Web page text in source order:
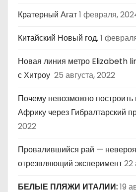
Кратерный Агат1 февраля,
Китайский Новый год. 1
Новая линия метро Elizabeth
с Хитроу 25 августа, 2022
Почему невозможно
Африку через Гибралтарский
2022
Провалившийся рай —
отрезвляющий эксперимент22
БЕЛЫЕ ПЛЯЖИ ИТАЛИИ:19